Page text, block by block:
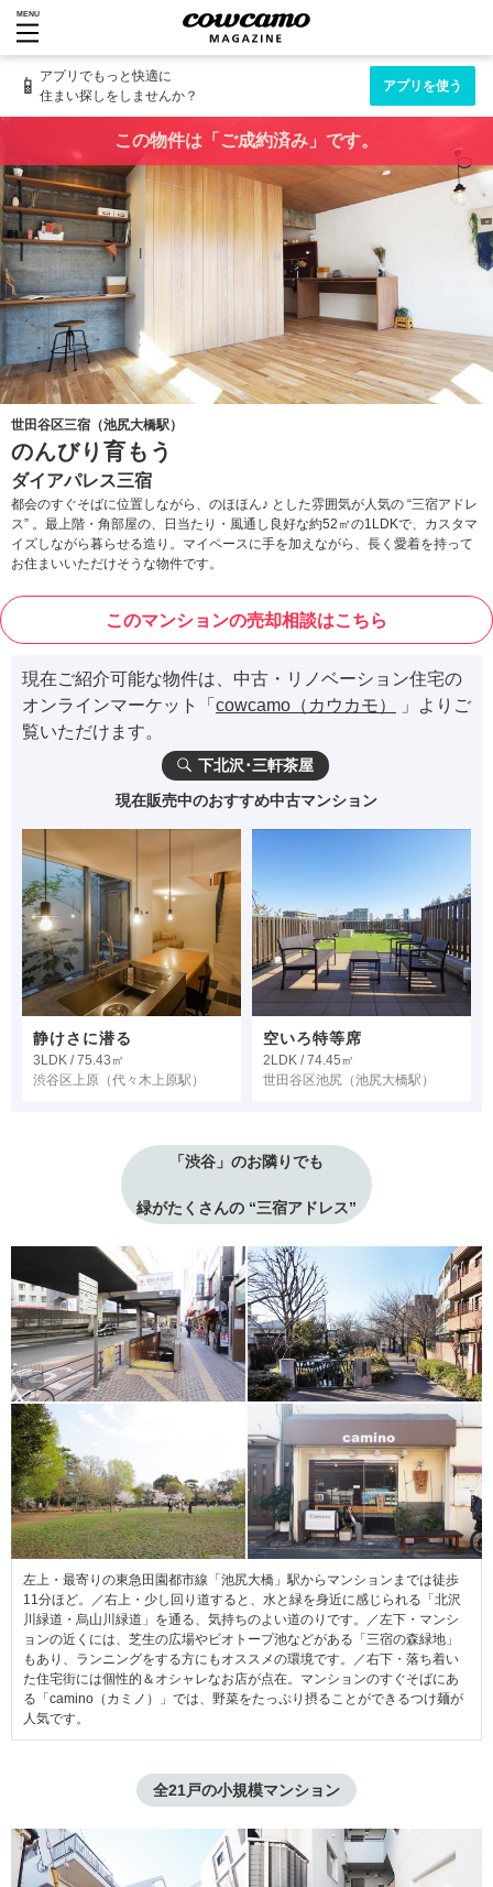
MENU
📱 アプリでもっと快適に
住まい探しをしませんか？
アプリを使う
この物件は「ご成約済み」です。
世田谷区三宿（池尻大橋駅）
のんびり育もう
ダイアパレス三宿
都会のすぐそばに位置しながら、のほほん♪ とした雰囲気が人気の “三宿アドレ
ス” 。最上階・角部屋の、日当たり・風通し良好な約52㎡の1LDKで、カスタマ
イズしながら暮らせる造り。マイペースに手を加えながら、長く愛着を持って
お住まいいただけそうな物件です。
このマンションの売却相談はこちら
現在ご紹介可能な物件は、中古・リノベーション住宅の
オンラインマーケット「 cowcamo（カウカモ）
」よりご
覧いただけます。
下北沢･三軒茶屋
現在販売中のおすすめ中古マンション
静けさに潜る
3LDK / 75.43㎡
渋谷区上原 （代々木上原駅）
空いろ特等席
2LDK / 74.45㎡
世田谷区池尻 （池尻大橋駅）
「渋谷」のお隣りでも
緑がたくさんの “三宿アドレス”
左上・最寄りの東急田園都市線「池尻大橋」駅からマンションまでは徒歩
11分ほど。／右上・少し回り道すると、水と緑を身近に感じられる「北沢
川緑道・烏山川緑道」を通る、気持ちのよい道のりです。／左下・マンシ
ョンの近くには、芝生の広場やビオトープ池などがある「三宿の森緑地」
もあり、ランニングをする方にもオススメの環境です。／右下・落ち着い
た住宅街には個性的＆オシャレなお店が点在。マンションのすぐそばにあ
る「camino（カミノ）」では、野菜をたっぷり摂ることができるつけ麺が
人気です。
全21戸の小規模マンション